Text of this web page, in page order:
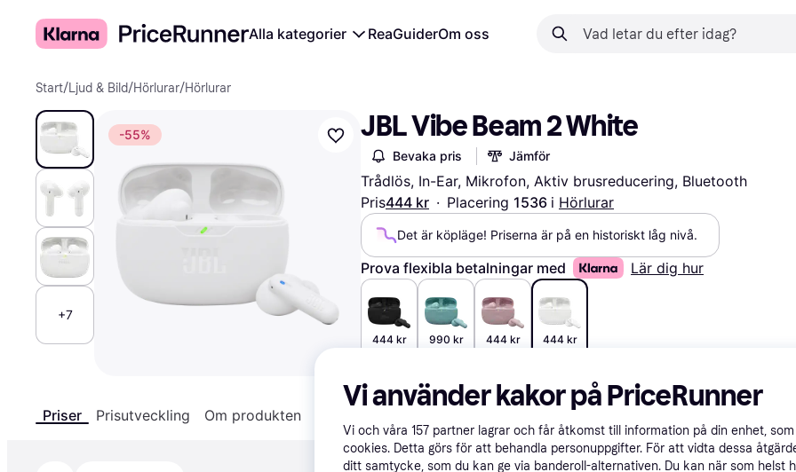
Alla kategorier ReaGuiderOm oss
Start/Ljud & Bild/Hörlurar/Hörlurar
-55%
+7
JBL Vibe Beam 2 White
Bevaka pris Jämför
Trådlös, In-Ear, Mikrofon, Aktiv brusreducering, Bluetooth
Pris444 kr · Placering 1536 i Hörlurar
Det är köpläge! Priserna är på en historiskt låg nivå.
Prova flexibla betalningar med Lär dig hur
444 kr 990 kr 444 kr 444 kr
Priser Prisutveckling Om produkten
Vi använder kakor på PriceRunner
Vi och våra 157 partner lagrar och får åtkomst till information på din enhet,
cookies. Detta görs för att behandla personuppgifter. För att vidta dessa
ditt samtycke, som du kan ge via banderoll-alternativen. Du kan när som helst